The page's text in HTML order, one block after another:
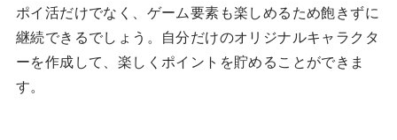
ポイ活だけでなく、ゲーム要素も楽しめるため飽きずに
継続できるでしょう。自分だけのオリジナルキャラクタ
ーを作成して、楽しくポイントを貯めることができま
す。